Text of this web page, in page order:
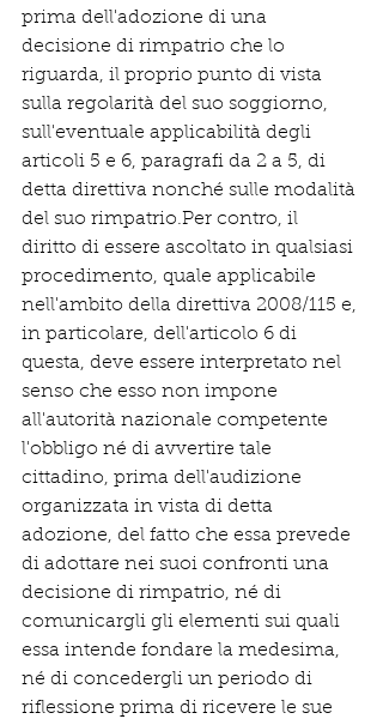
prima dell'adozione di una
decisione di rimpatrio che lo
riguarda, il proprio punto di vista
sulla regolarità del suo soggiorno,
sull'eventuale applicabilità degli
articoli 5 e 6, paragrafi da 2 a 5, di
detta direttiva nonché sulle modalità
del suo rimpatrio.Per contro, il
diritto di essere ascoltato in qualsiasi
procedimento, quale applicabile
nell'ambito della direttiva 2008/115 e,
in particolare, dell'articolo 6 di
questa, deve essere interpretato nel
senso che esso non impone
all'autorità nazionale competente
l'obbligo né di avvertire tale
cittadino, prima dell'audizione
organizzata in vista di detta
adozione, del fatto che essa prevede
di adottare nei suoi confronti una
decisione di rimpatrio, né di
comunicargli gli elementi sui quali
essa intende fondare la medesima,
né di concedergli un periodo di
riflessione prima di ricevere le sue